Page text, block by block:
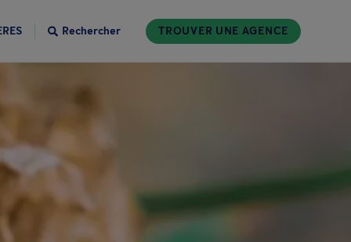
Rechercher TROUVER UNE AGENCE